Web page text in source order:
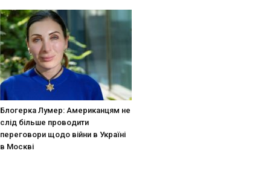
Блогерка Лумер: Американцям не
слід більше проводити
переговори щодо війни в Україні
в Москві